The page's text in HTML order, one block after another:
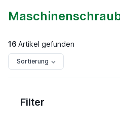
16 Artikel gefunden
Sortierung
Filter